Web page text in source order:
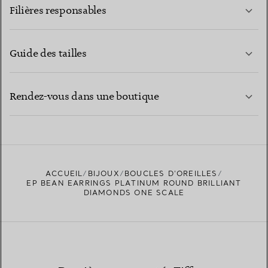
Filières responsables
Guide des tailles
Rendez-vous dans une boutique
TROUVEZ LA BOUTIQUE LA PLUS PROCHE
ACCUEIL BIJOUX
BOUCLES D’OREILLES
EP BEAN EARRINGS PLATINUM ROUND BRILLIANT
DIAMONDS ONE SCALE